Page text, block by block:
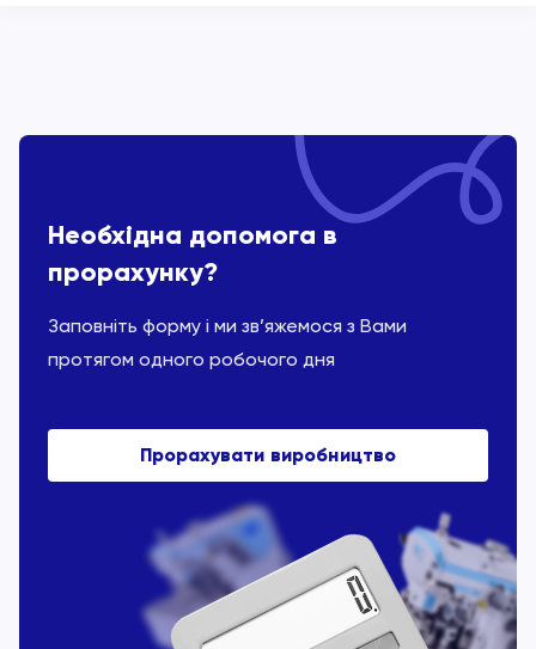
Необхідна допомога в
прорахунку?
Заповніть форму і ми зв’яжемося з Вами
протягом одного робочого дня
Прорахувати виробництво